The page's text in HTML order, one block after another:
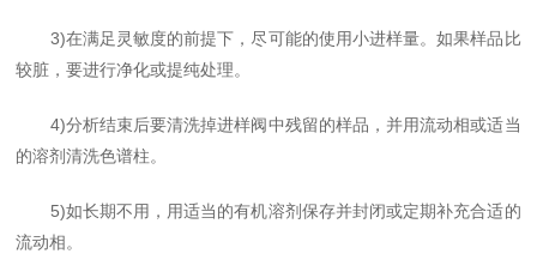
3)在满足灵敏度的前提下，尽可能的使用小进样量。如果样品比
较脏，要进行净化或提纯处理。
4)分析结束后要清洗掉进样阀中残留的样品，并用流动相或适当
的溶剂清洗色谱柱。
5)如长期不用，用适当的有机溶剂保存并封闭或定期补充合适的
流动相。